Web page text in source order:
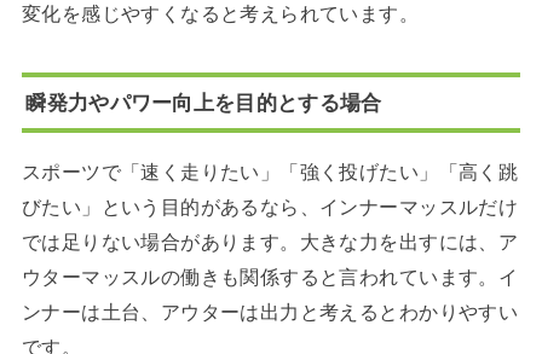
変化を感じやすくなると考えられています。
瞬発力やパワー向上を目的とする場合
スポーツで「速く走りたい」「強く投げたい」「高く跳
びたい」という目的があるなら、インナーマッスルだけ
では足りない場合があります。大きな力を出すには、ア
ウターマッスルの働きも関係すると言われています。イ
ンナーは土台、アウターは出力と考えるとわかりやすい
です。